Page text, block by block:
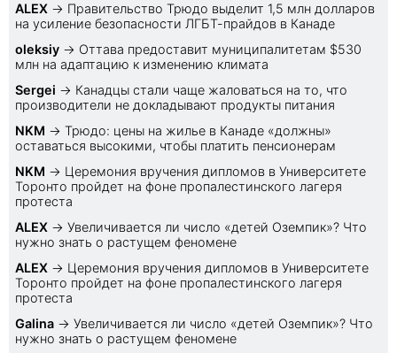
ALEX → Правительство Трюдо выделит 1,5 млн долларов
на усиление безопасности ЛГБТ-прайдов в Канаде
oleksiy → Оттава предоставит муниципалитетам $530
млн на адаптацию к изменению климата
Sеrgei → Канадцы стали чаще жаловаться на то, что
производители не докладывают продукты питания
NKM → Трюдо: цены на жилье в Канаде «должны»
оставаться высокими, чтобы платить пенсионерам
NKM → Церемония вручения дипломов в Университете
Торонто пройдет на фоне пропалестинского лагеря
протеста
ALEX → Увеличивается ли число «детей Оземпик»? Что
нужно знать о растущем феномене
ALEX → Церемония вручения дипломов в Университете
Торонто пройдет на фоне пропалестинского лагеря
протеста
Galina → Увеличивается ли число «детей Оземпик»? Что
нужно знать о растущем феномене